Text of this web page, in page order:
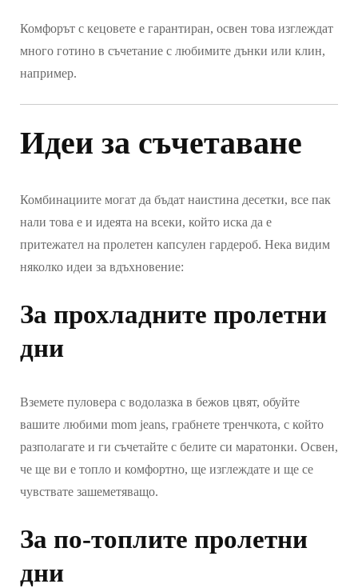
Комфорът с кецовете е гарантиран, освен това изглеждат
много готино в съчетание с любимите дънки или клин,
например.
Идеи за съчетаване
Комбинациите могат да бъдат наистина десетки, все пак
нали това е и идеята на всеки, който иска да е
притежател на пролетен капсулен гардероб. Нека видим
няколко идеи за вдъхновение:
За прохладните пролетни
дни
Вземете пуловера с водолазка в бежов цвят, обуйте
вашите любими mom jeans, грабнете тренчкота, с който
разполагате и ги съчетайте с белите си маратонки. Освен,
че ще ви е топло и комфортно, ще изглеждате и ще се
чувствате зашеметяващо.
За по-топлите пролетни
дни